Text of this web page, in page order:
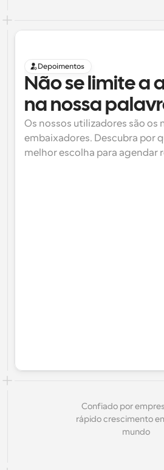
Depoimentos
Não se limite a
na nossa
Os nossos utilizadores são os
embaixadores. Descubra por
melhor escolha para agendar
Confiado por
rápido crescimento
mundo